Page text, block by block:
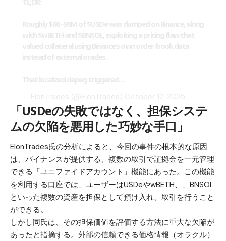
「USDeの失敗ではなく、担保システ
ムの欠陥を悪用した巧妙な手口」
ElonTrades氏の分析によると、今回の事件の根本的な原因
は、バイナンスが提供する、複数の取引で証拠金を一元管理
できる「ユニファイドアカウント」機能にあった。この機能
を利用する口座では、ユーザーはUSDeやwBETH、、BNSOL
といった複数の資産を担保として預け入れ、取引を行うこと
ができる。
しかし同氏は、その担保価値を評価する方法に重大な欠陥が
あったと指摘する。外部の信頼できる価格情報（オラクル）